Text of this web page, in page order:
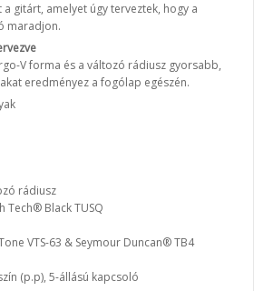
gitárt, amelyet úgy terveztek, hogy a
maradjon.
V forma és a változó rádiusz gyorsabb,
eredményez a fogólap egészén.
rádiusz
Tech® Black TUSQ
VTS-63 & Seymour Duncan® TB4
(p.p), 5-állású kapcsoló